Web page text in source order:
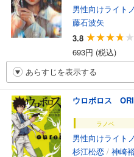
男性向けライト
藤石波矢
3.8
693円 (税込)
あらすじを表示する
ウロボロス
ラノベ
男性向けライト
杉江松恋 / 神崎